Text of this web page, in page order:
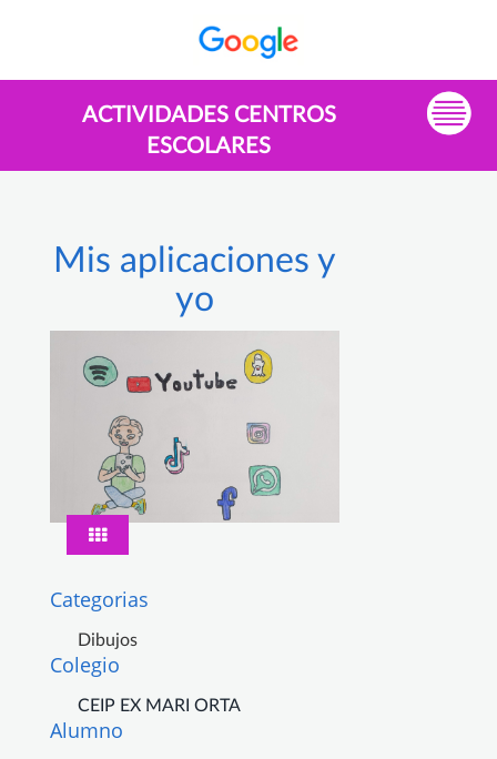
ACTIVIDADES CENTROS
ESCOLARES
Mis aplicaciones y
yo
Categorias
Dibujos
Colegio
CEIP EX MARI ORTA
Alumno